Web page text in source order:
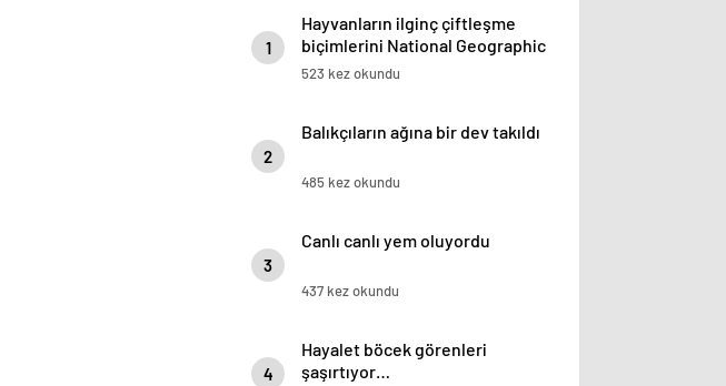
1
Hayvanların ilginç çiftleşme
biçimlerini National Geographic
görüntüledi.
523 kez okundu
2
Balıkçıların ağına bir dev takıldı
485 kez okundu
3
Canlı canlı yem oluyordu
437 kez okundu
4
Hayalet böcek görenleri
şaşırtıyor…